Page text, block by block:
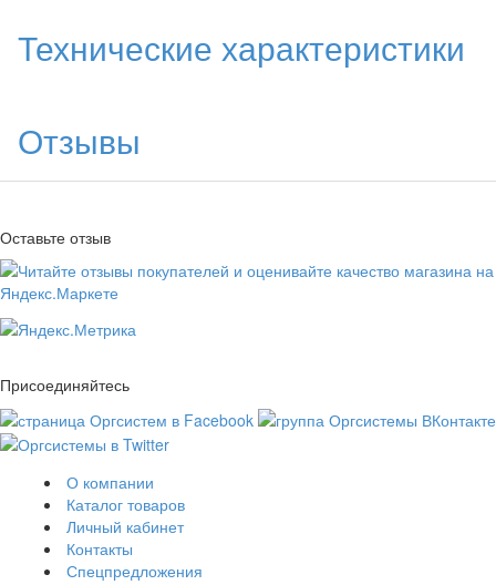
Технические характеристики
Отзывы
Оставьте отзыв
Присоединяйтесь
О компании
Каталог товаров
Личный кабинет
Контакты
Спецпредложения